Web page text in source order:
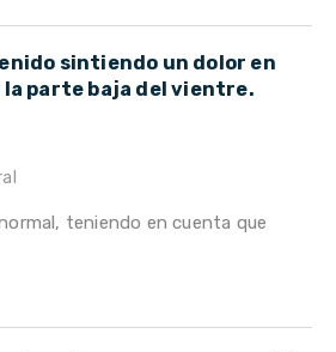
sintiendo un dolor en
la parte baja del vientre.
teniendo en cuenta que